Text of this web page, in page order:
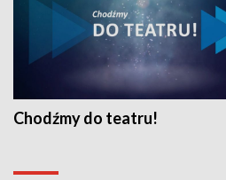
Chodźmy do teatru!